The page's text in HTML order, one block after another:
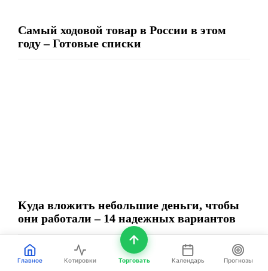
Самый ходовой товар в России в этом
году – Готовые списки
Куда вложить небольшие деньги, чтобы
они работали – 14 надежных вариантов
ПУЛЬС РЫНКА
Главное Котировки Торговать Календарь Прогнозы